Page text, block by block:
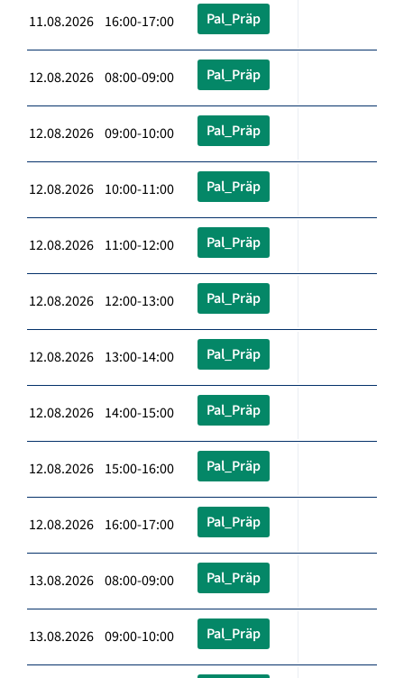
11.08.2026 16:00-17:00 Pal_Präp
12.08.2026 08:00-09:00 Pal_Präp
12.08.2026 09:00-10:00 Pal_Präp
12.08.2026 10:00-11:00 Pal_Präp
12.08.2026 11:00-12:00 Pal_Präp
12.08.2026 12:00-13:00 Pal_Präp
12.08.2026 13:00-14:00 Pal_Präp
12.08.2026 14:00-15:00 Pal_Präp
12.08.2026 15:00-16:00 Pal_Präp
12.08.2026 16:00-17:00 Pal_Präp
13.08.2026 08:00-09:00 Pal_Präp
13.08.2026 09:00-10:00 Pal_Präp